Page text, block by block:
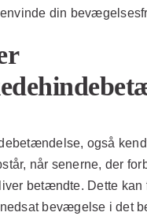
din
også
når senerne, der
betændte. Dette kan
bevægelse i det